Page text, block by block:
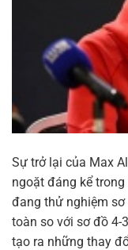
Sự trở lại của Max
ngoặt đáng kể
đang thử nghiệm sơ
toàn so với sơ đồ 4-
tạo ra những thay